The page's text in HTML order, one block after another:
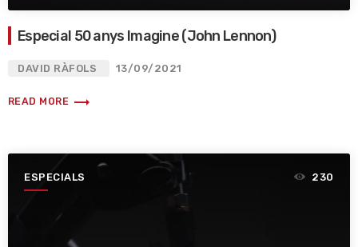
Especial 50 anys Imagine (John Lennon)
DAVID RÀFOLS 13/09/2021
READ MORE trending_flat
ESPECIALS 230